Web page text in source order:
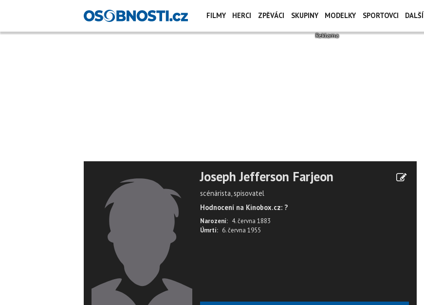
FILMY HERCI ZPĚVÁCI SKUPINY MODELKY SPORTOVCI DALŠÍ
Joseph Jefferson Farjeon
scénárista, spisovatel
Hodnocení na Kinobox.cz: ?
Narození: 4. června 1883
Úmrtí: 6. června 1955